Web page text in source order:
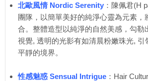
北歐風情 Nordic Serenity ：陳佩君(H
團隊，以簡單美好的純淨心靈為元素，
合。整體造型以純淨的自然美感，勾勒
視覺, 透明的光影有如清晨粉嫩珠光, 引
平靜的境界。
性感魅惑 Sensual Intrigue ：Hair